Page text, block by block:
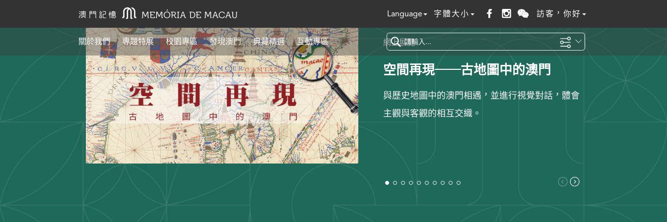
Language 字體大小 訪客，你好
關於我們 專題特展 校園專區 發現澳門 典藏精選 互動專區 網上展覽
空間再現──古地圖中的澳門
與歷史地圖中的澳門相遇，並進行視覺對話，體會
主觀與客觀的相互交織。